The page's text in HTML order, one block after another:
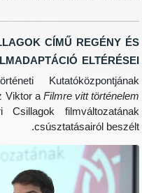
Csillagok című
filmadaptáció
Történeti
Dr. Kanász Viktor aFilmre
az Egri Csillagok